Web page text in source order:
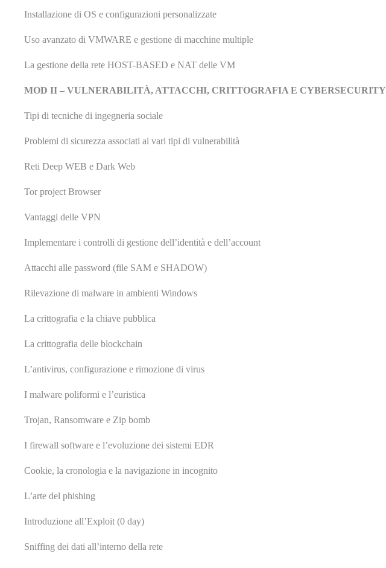
Installazione di OS e configurazioni personalizzate
Uso avanzato di VMWARE e gestione di macchine multiple
La gestione della rete HOST-BASED e NAT delle VM
MOD II – VULNERABILITÀ, ATTACCHI, CRITTOGRAFIA E CYBERSECURITY
Tipi di tecniche di ingegneria sociale
Problemi di sicurezza associati ai vari tipi di vulnerabilità
Reti Deep WEB e Dark Web
Tor project Browser
Vantaggi delle VPN
Implementare i controlli di gestione dell’identità e dell’account
Attacchi alle password (file SAM e SHADOW)
Rilevazione di malware in ambienti Windows
La crittografia e la chiave pubblica
La crittografia delle blockchain
L’antivirus, configurazione e rimozione di virus
I malware poliformi e l’euristica
Trojan, Ransomware e Zip bomb
I firewall software e l’evoluzione dei sistemi EDR
Cookie, la cronologia e la navigazione in incognito
L’arte del phishing
Introduzione all’Exploit (0 day)
Sniffing dei dati all’interno della rete